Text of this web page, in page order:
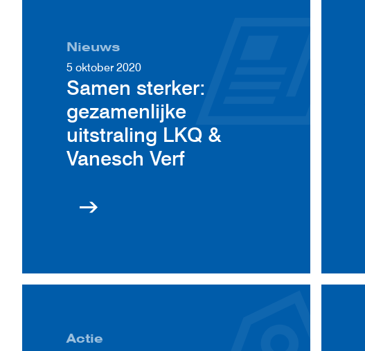
Nieuws
5 oktober 2020
Samen sterker:
gezamenlijke
uitstraling LKQ &
Vanesch Verf
Actie